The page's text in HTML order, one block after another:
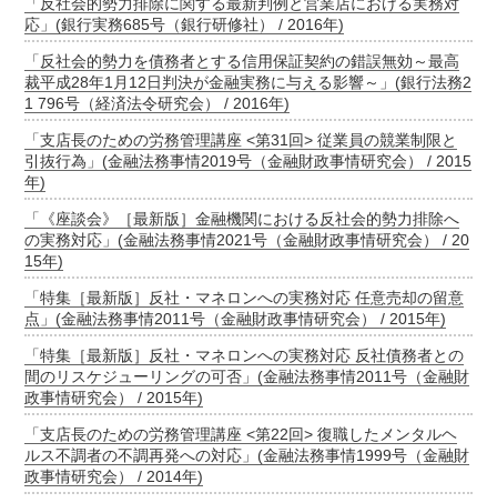
応」(銀行実務685号（銀行研修社） / 2016年)
「反社会的勢力を債務者とする信用保証契約の錯誤無効～最高
裁平成28年1月12日判決が金融実務に与える影響～」(銀行法務2
1 796号（経済法令研究会） / 2016年)
「支店長のための労務管理講座 <第31回> 従業員の競業制限と
引抜行為」(金融法務事情2019号（金融財政事情研究会） / 2015
年)
「《座談会》［最新版］金融機関における反社会的勢力排除へ
の実務対応」(金融法務事情2021号（金融財政事情研究会） / 20
15年)
「特集［最新版］反社・マネロンへの実務対応 任意売却の留意
点」(金融法務事情2011号（金融財政事情研究会） / 2015年)
「特集［最新版］反社・マネロンへの実務対応 反社債務者との
間のリスケジューリングの可否」(金融法務事情2011号（金融財
政事情研究会） / 2015年)
「支店長のための労務管理講座 <第22回> 復職したメンタルヘ
ルス不調者の不調再発への対応」(金融法務事情1999号（金融財
政事情研究会） / 2014年)